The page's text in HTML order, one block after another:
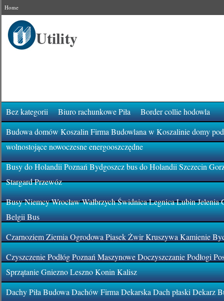
Home
Bez kategorii Biuro rachunkowe Piła
Border collie hodowla
Budowa domów Koszalin Firma Budowlana w Koszalinie domy
wolnostojące nowoczesne energooszczędne
Busy do Holandii Poznań Bydgoszcz bus do Holandii Szczecin
Stargard Przewóz
Busy Niemcy Wrocław Wałbrzych Świdnica Legnica Lubin
Belgii Bus
Czarnoziem Ziemia Ogrodowa Piasek Żwir Kruszywa Kamienie
Czyszczenie Podłóg Poznań Maszynowe Doczyszczanie Podłogi
Sprzątanie Gniezno Leszno Konin Kalisz
Dachy Piła Budowa Dachów Firma Dekarska Dach płaski Dekarz